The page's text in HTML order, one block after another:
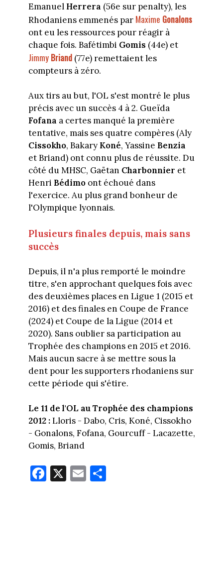
Emanuel Herrera (56e sur penalty), les
Rhodaniens emmenés par Maxime Gonalons
ont eu les ressources pour réagir à
chaque fois. Bafétimbi Gomis (44e) et
Jimmy Briand (77e) remettaient les
compteurs à zéro.
Aux tirs au but, l'OL s'est montré le plus
précis avec un succès 4 à 2. Gueïda
Fofana a certes manqué la première
tentative, mais ses quatre compères (Aly
Cissokho, Bakary Koné, Yassine Benzia
et Briand) ont connu plus de réussite. Du
côté du MHSC, Gaëtan Charbonnier et
Henri Bédimo ont échoué dans
l'exercice. Au plus grand bonheur de
l'Olympique lyonnais.
Plusieurs finales depuis, mais sans
succès
Depuis, il n'a plus remporté le moindre
titre, s'en approchant quelques fois avec
des deuxièmes places en Ligue 1 (2015 et
2016) et des finales en Coupe de France
(2024) et Coupe de la Ligue (2014 et
2020). Sans oublier sa participation au
Trophée des champions en 2015 et 2016.
Mais aucun sacre à se mettre sous la
dent pour les supporters rhodaniens sur
cette période qui s'étire.
Le 11 de l'OL au Trophée des champions
2012 :Lloris - Dabo, Cris, Koné, Cissokho
- Gonalons, Fofana, Gourcuff - Lacazette,
Gomis, Briand
Fa
ce
X E
m
Pa
rt